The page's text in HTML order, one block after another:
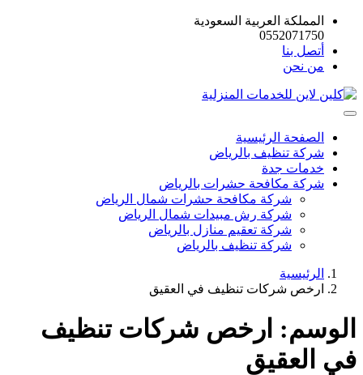
المملكة العربية السعودية
0552071750
أتصل بنا
من نحن
الصفحة الرئيسية
شركة تنظيف بالرياض
خدمات جدة
شركة مكافحة حشرات بالرياض
شركة مكافحة حشرات شمال الرياض
شركة رش مبيدات شمال الرياض
شركة تعقيم منازل بالرياض
شركة تنظيف بالرياض
الرئيسية
ارخص شركات تنظيف في العقيق
الوسم: ارخص شركات تنظيف
في العقيق